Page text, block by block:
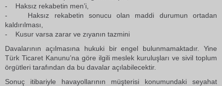
- Haksız rekabetin men’i,
- Haksız rekabetin sonucu olan maddi durumun ortadan
kaldırılması,
- Kusur varsa zarar ve zıyanın tazmini
Davalarının açılmasına hukuki bir engel bulunmamaktadır. Yine
Türk Ticaret Kanunu’na göre ilgili meslek kuruluşları ve sivil toplum
örgütleri tarafından da bu davalar açılabilecektir.
Sonuç itibariyle havayollarının müşterisi konumundaki seyahat